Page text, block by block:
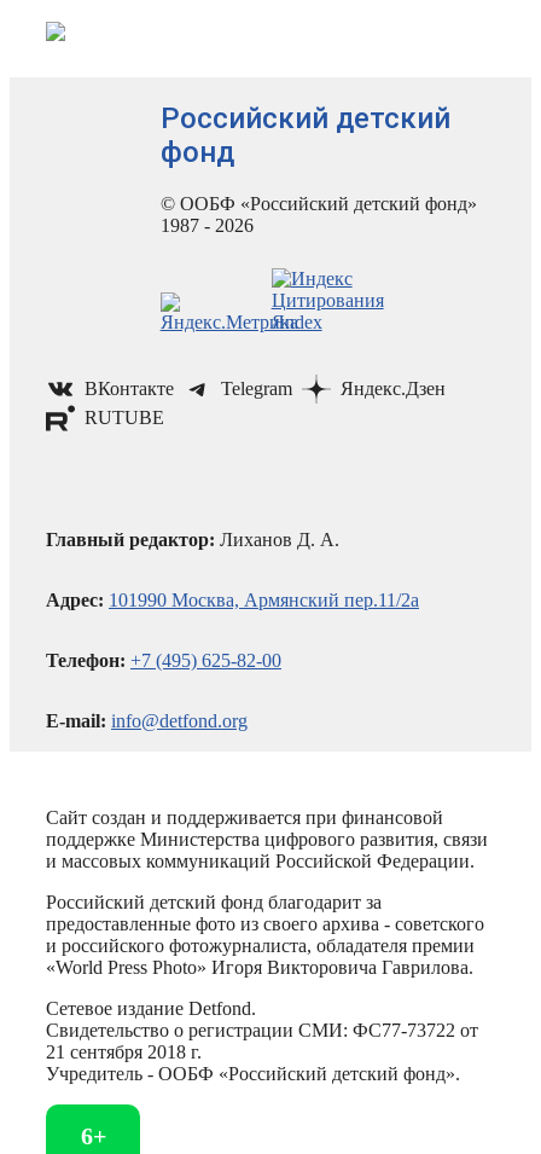
Российский детский
фонд
© ООБФ «Российский детский фонд»
1987 - 2026
ВКонтакте Telegram
Яндекс.Дзен
RUTUBE
Главный редактор: Лиханов Д. А.
Адрес: 101990 Москва, Армянский пер.11/2а
Телефон: +7 (495) 625-82-00
E-mail: info@detfond.org
Сайт создан и поддерживается при финансовой
поддержке Министерства цифрового развития, связи
и массовых коммуникаций Российской Федерации.
Российский детский фонд благодарит за
предоставленные фото из своего архива - советского
и российского фотожурналиста, обладателя премии
«World Press Photo» Игоря Викторовича Гаврилова.
Сетевое издание Detfond.
Свидетельство о регистрации СМИ: ФС77-73722 от
21 сентября 2018 г.
Учредитель - ООБФ «Российский детский фонд».
6+